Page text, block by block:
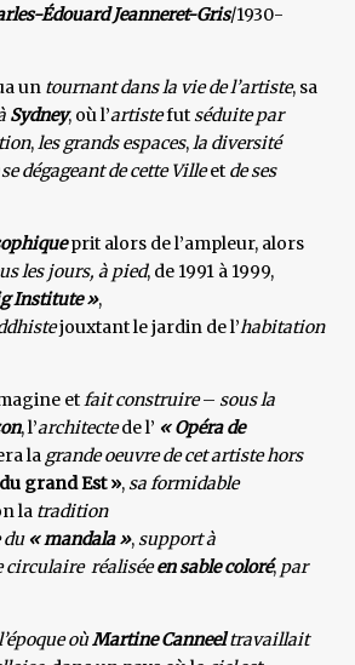
Édouard Jeanneret-Gris/1930-
un tournant dans la vie de l’artiste, sa
Sydney, où l’artistefutséduite par
,les grands espaces,la diversité
dégageant de cette Villeet de ses
prit alors de l’ampleur, alors
les jours, à pied, de 1991 à 1999,
Institute »,
jouxtant le jardin de l’habitation
etfait construire–sous la
, l’architectede l’ « Opéra de
la grande oeuvre de cet artiste hors
grand Est »,sa formidable
la tradition
du « mandala »,support à
circulaire réaliséeen sable coloré, par
oùMartine Canneeltravaillait